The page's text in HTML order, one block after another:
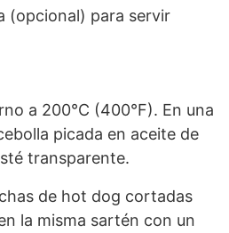
(opcional) para servir
a 200°C (400°F). En una
picada en aceite de
transparente.
de hot dog cortadas
la misma sartén con un